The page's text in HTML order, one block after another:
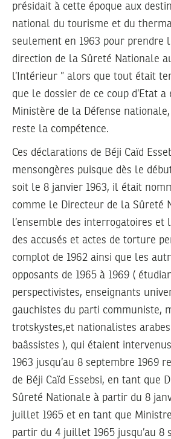
présidait à cette époque aux
national du tourisme et du
seulement en 1963 pour prendre
direction de la Sûreté Nationale
l’Intérieur ” alors que tout était
que le dossier de ce coup d’Etat
Ministère de la Défense nationale,
reste la compétence.
Ces déclarations de Béji Caïd
mensongères puisque dès le
soit le 8 janvier 1963, il était
comme le Directeur de la Sûreté
l’ensemble des interrogatoires et
des accusés et actes de torture
complot de 1962 ainsi que les
opposants de 1965 à 1969 (
perspectivistes, enseignants
gauchistes du parti communiste,
trotskystes,et nationalistes
baâssistes ), qui étaient
1963 jusqu’au 8 septembre 1969
de Béji Caïd Essebsi, en tant que
Sûreté Nationale à partir du 8
juillet 1965 et en tant que
partir du 4 juillet 1965 jusqu’au 8